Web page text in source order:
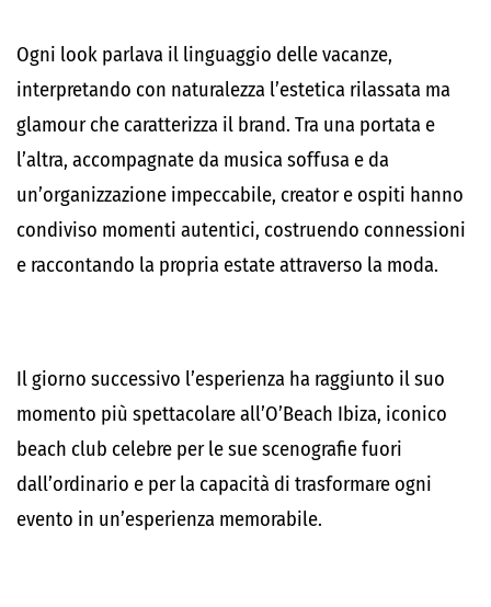
Ogni look parlava il linguaggio delle vacanze,
interpretando con naturalezza l’estetica rilassata ma
glamour che caratterizza il brand. Tra una portata e
l’altra, accompagnate da musica soffusa e da
un’organizzazione impeccabile, creator e ospiti hanno
condiviso momenti autentici, costruendo connessioni
e raccontando la propria estate attraverso la moda.
Il giorno successivo l’esperienza ha raggiunto il suo
momento più spettacolare all’O’Beach Ibiza, iconico
beach club celebre per le sue scenografie fuori
dall’ordinario e per la capacità di trasformare ogni
evento in un’esperienza memorabile.